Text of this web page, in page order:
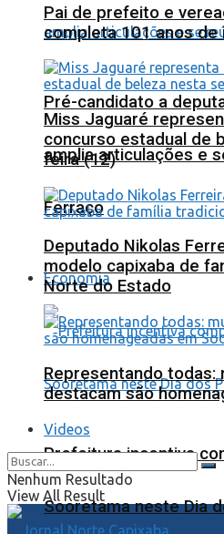
Pré-candidato a
amplia articulações e
Ferraço
Economia
Prefeitura incentiva
Sooretama neste Dia
Pai de prefeito e
completa 101 anos de
Miss Jaguaré
concurso estadual de
feira (12)
Deputado Nikolas
modelo capixaba de
Norte do Estado
Representando todas:
destacam são
Videos
Nenhum Resultado
View All Result